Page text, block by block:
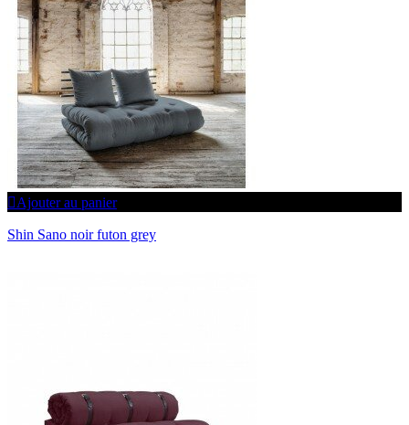
Ajouter au panier
Shin Sano noir futon grey